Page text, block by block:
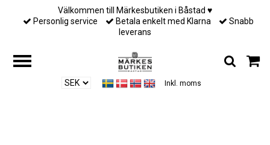
Välkommen till Märkesbutiken i Båstad ♥︎
Personlig service
Betala enkelt med Klarna
Snabb
leverans
Inkl. moms